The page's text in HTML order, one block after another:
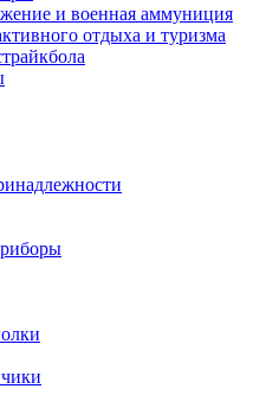
и военная аммуниция
отдыха и туризма